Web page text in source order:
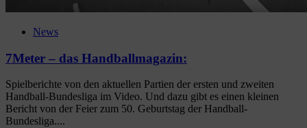
News
7Meter – das Handballmagazin:
Spielberichte von den aktuellen Partien der ersten und zweiten
Handball-Bundesliga im Video. Und dazu gibt es einen kleinen
Bericht von der Feier zum 50. Geburtstag der Handball-
Bundesliga....